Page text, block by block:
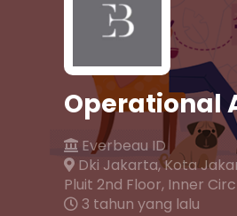
Operational
Everbeau ID
Dki Jakarta,Kota
Pluit 2nd Floor, Inner
3 tahun yang lalu